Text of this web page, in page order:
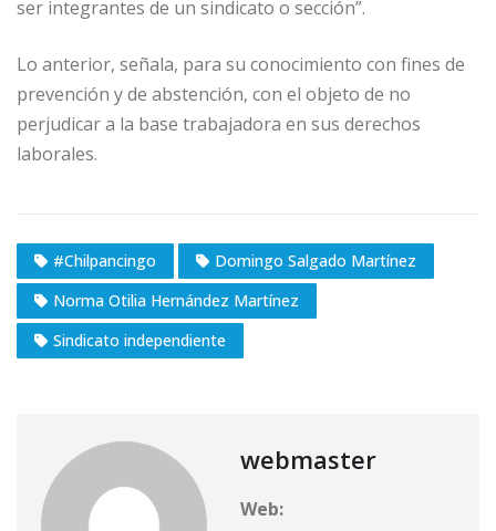
ser integrantes de un sindicato o sección”.
Lo anterior, señala, para su conocimiento con fines de
prevención y de abstención, con el objeto de no
perjudicar a la base trabajadora en sus derechos
laborales.
#Chilpancingo
Domingo Salgado Martínez
Norma Otilia Hernández Martínez
Sindicato independiente
webmaster
Web: